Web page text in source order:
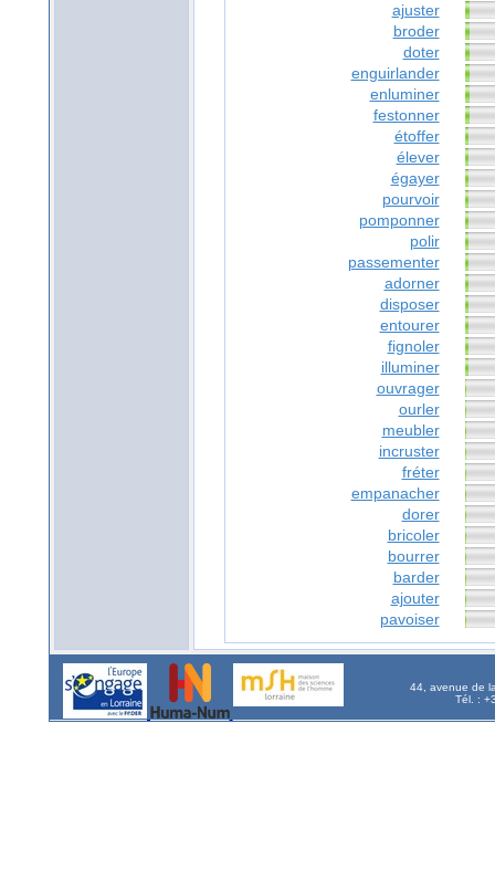
ajuster
broder
doter
enguirlander
enluminer
festonner
étoffer
élever
égayer
pourvoir
pomponner
polir
passementer
adorner
disposer
entourer
fignoler
illuminer
ouvrager
ourler
meubler
incruster
fréter
empanacher
dorer
bricoler
bourrer
barder
ajouter
pavoiser
44, avenue de
Tél. :